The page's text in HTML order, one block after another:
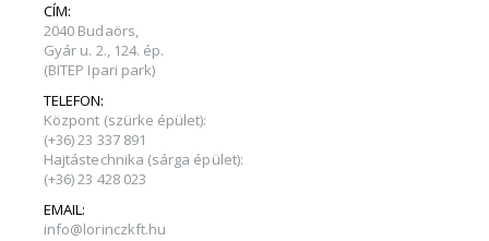
CÍM:
2040 Budaörs,
Gyár u. 2., 124. ép.
(BITEP Ipari park)
TELEFON:
Központ (szürke épület):
(+36) 23 337 891
Hajtástechnika (sárga épület):
(+36) 23 428 023
EMAIL:
info@lorinczkft.hu